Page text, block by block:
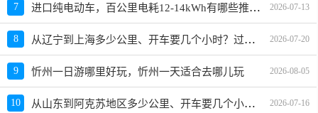
7 进口纯电动车，百公里电耗12-14kWh有哪些推荐？选哪款好？价格多少？ 2026-07-13
8 从辽宁到上海多少公里、开车要几个小时？过路费、油费等 2026-07-20
9 忻州一日游哪里好玩，忻州一天适合去哪儿玩 2026-08-05
10 从山东到阿克苏地区多少公里、开车要几个小时？过路费、油费等 2026-07-16